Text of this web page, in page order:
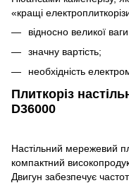
«кращі
відносно великої
значну вартість;
необхідність
Плиткоріз
D36000
Настільний мережевий
компактний
Двигун забезпечує